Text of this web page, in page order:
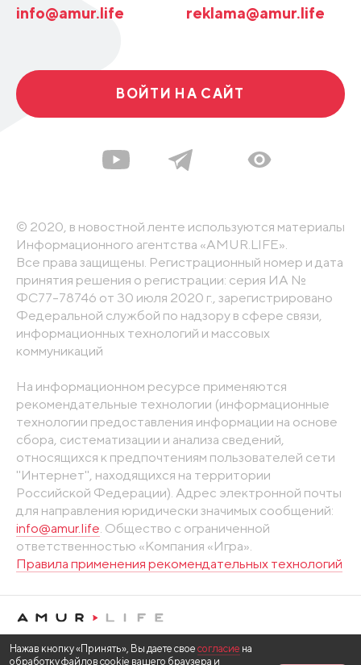
info@amur.life reklama@amur.life
ВОЙТИ НА САЙТ
© 2020, в новостной ленте используются материалы
Информационного агентства «AMUR.LIFE».
Все права защищены. Регистрационный номер и дата
принятия решения о регистрации: серия ИА №
ФС77-78746 от 30 июля 2020 г., зарегистрировано
Федеральной службой по надзору в сфере связи,
информационных технологий и массовых
коммуникаций
На информационном ресурсе применяются
рекомендательные технологии (информационные
технологии предоставления информации на основе
сбора, систематизации и анализа сведений,
относящихся к предпочтениям пользователей сети
"Интернет", находящихся на территории
Российской Федерации). Адрес электронной почты
для направления юридически значимых сообщений:
info@amur.life. Общество с ограниченной
ответственностью «Компания «Игра».
Правила применения рекомендательных технологий
Нажав кнопку «Принять», Вы даете свое согласие на
обработку файлов cookie вашего браузера и